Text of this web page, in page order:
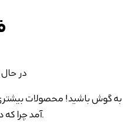
در
به گوش باشید! محصولات
آمد چرا که در حال اضافه شدن به سایت هستند.